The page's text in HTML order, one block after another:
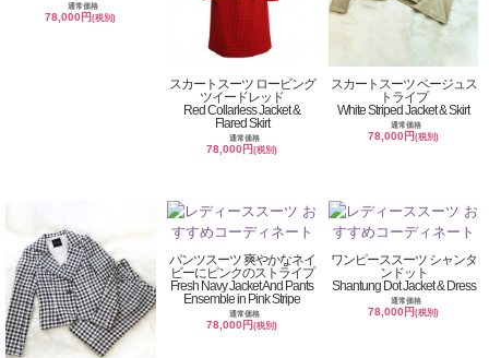
通常価格
78,000円(税別)
スカートスーツ ロービング
ツイードレッド
Red Collarless Jacket &
Flared Skirt
通常価格
78,000円(税別)
スカートスーツ ベージュス
トライプ
White Striped Jacket & Skirt
通常価格
78,000円(税別)
パンツスーツ 爽やかなネイ
ビーにピンクのストライプ
Fresh Navy Jacket And Pants
Ensemble in Pink Stripe
通常価格
78,000円(税別)
ワンピーススーツ シャンタ
ンドット
Shantung Dot Jacket & Dress
通常価格
78,000円(税別)